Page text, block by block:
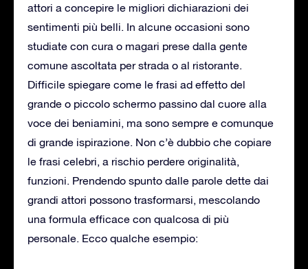
attori a concepire le migliori dichiarazioni dei
sentimenti più belli. In alcune occasioni sono
studiate con cura o magari prese dalla gente
comune ascoltata per strada o al ristorante.
Difficile spiegare come le frasi ad effetto del
grande o piccolo schermo passino dal cuore alla
voce dei beniamini, ma sono sempre e comunque
di grande ispirazione. Non c’è dubbio che copiare
le frasi celebri, a rischio perdere originalità,
funzioni. Prendendo spunto dalle parole dette dai
grandi attori possono trasformarsi, mescolando
una formula efficace con qualcosa di più
personale. Ecco qualche esempio: